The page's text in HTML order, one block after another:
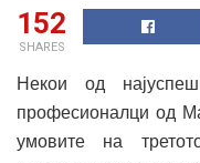
152
SHARES
Некои од
професионалци од
умовите на